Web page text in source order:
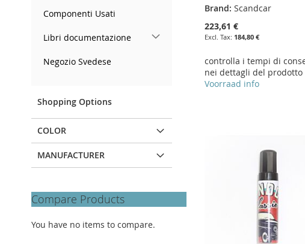
Brand: Scandcar
223,61 €
184,80 €
controlla i tempi di
nei dettagli del prodotto
Voorraad info
Add to Cart
ADD
TO
WISH
ADD
TO
Add to Cart
ADD
TO
WISH
ADD
TO
Add to Cart
ADD
TO
WISH
ADD
TO
Add to Cart
ADD
TO
WISH
ADD
TO
Componenti Usati
Libri documentazione
Negozio Svedese
Shopping Options
COLOR
MANUFACTURER
Compare Products
You have no items to compare.